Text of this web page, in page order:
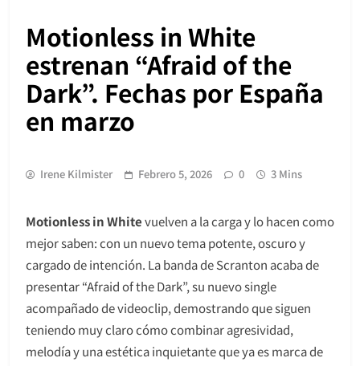
Motionless in White
estrenan “Afraid of the
Dark”. Fechas por España
en marzo
Irene Kilmister Febrero 5, 2026 0 3 Mins
Motionless in Whitevuelven a la carga y lo hacen como
mejor saben: con un nuevo tema potente, oscuro y
cargado de intención. La banda de Scranton acaba de
presentar “Afraid of the Dark”, su nuevo single
acompañado de videoclip, demostrando que siguen
teniendo muy claro cómo combinar agresividad,
melodía y una estética inquietante que ya es marca de